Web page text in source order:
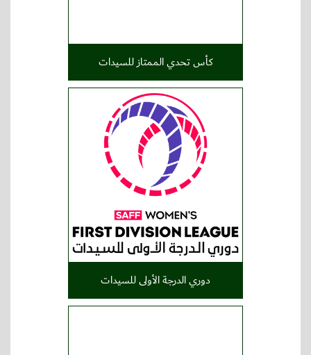
كأس تحدي الممتاز للسيدات
دوري الدرجة الأولى للسيدات